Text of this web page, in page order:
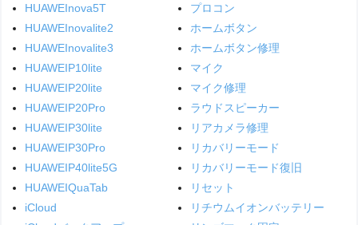
HUAWEInova5T
HUAWEInovalite2
HUAWEInovalite3
HUAWEIP10lite
HUAWEIP20lite
HUAWEIP20Pro
HUAWEIP30lite
HUAWEIP30Pro
HUAWEIP40lite5G
HUAWEIQuaTab
iCloud
プロコン
ホームボタン
ホームボタン修理
マイク
マイク修理
ラウドスピーカー
リアカメラ修理
リカバリーモード
リカバリーモード復旧
リセット
リチウムイオンバッテリー